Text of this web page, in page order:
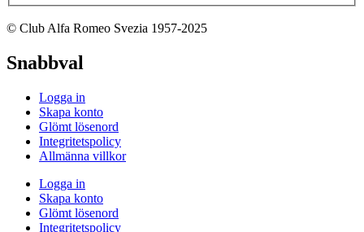
© Club Alfa Romeo Svezia 1957-2025
Snabbval
Logga in
Skapa konto
Glömt lösenord
Integritetspolicy
Allmänna villkor
Logga in
Skapa konto
Glömt lösenord
Integritetspolicy